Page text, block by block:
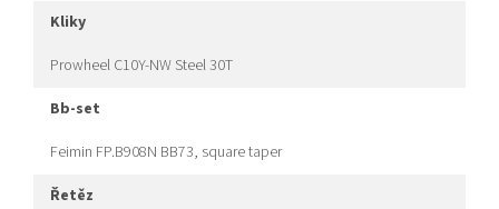
kliky
Prowheel C10Y-NW Steel 30T
bb-set
Feimin FP.B908N BB73, square taper
řetěz